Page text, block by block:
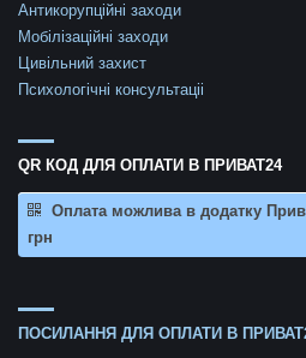
Антикорупційні заходи
Мобілізаційні заходи
Цивільний захист
Психологічні консультаціі
QR КОД ДЛЯ ОПЛАТИ В ПРИВАТ24
Оплата можлива в додатку
грн
ПОСИЛАННЯ ДЛЯ ОПЛАТИ В